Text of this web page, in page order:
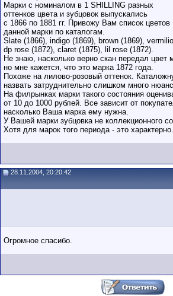
Марки с номиналом в 1 SHILLING разных
оттенков цвета и зубцовок выпускались
с 1866 по 1881 гг. Привожу Вам список цветов
данной марки по каталогам.
Slate (1866), indigo (1869), brown (1869),
dp rose (1872), claret (1875), lil rose (1872).
Не знаю, насколько верно скан передал цвет
но мне кажется, что это марка 1872 года.
Похоже на лилово-розовый оттенок.
назвать затруднительно слишком много
На филрынках марки такого состояния
от 10 до 1000 рублей. Все зависит от
насколько Ваша марка ему нужна.
У Вашей марки зубцовка не коллекционного
Хотя для марок того периода - это характерно.
28.11.2004, 20:20:42
Огромное спасибо.